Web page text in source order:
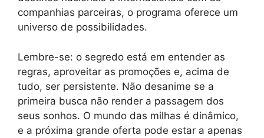
companhias parceiras, o programa oferece um
universo de possibilidades.
Lembre-se: o segredo está em entender as
regras, aproveitar as promoções e, acima de
tudo, ser persistente. Não desanime se a
primeira busca não render a passagem dos
seus sonhos. O mundo das milhas é dinâmico,
e a próxima grande oferta pode estar a apenas